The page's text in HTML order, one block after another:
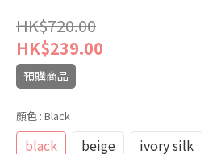
HK$720.00
HK$239.00
預購商品
顏色 : Black
black beige ivory silk